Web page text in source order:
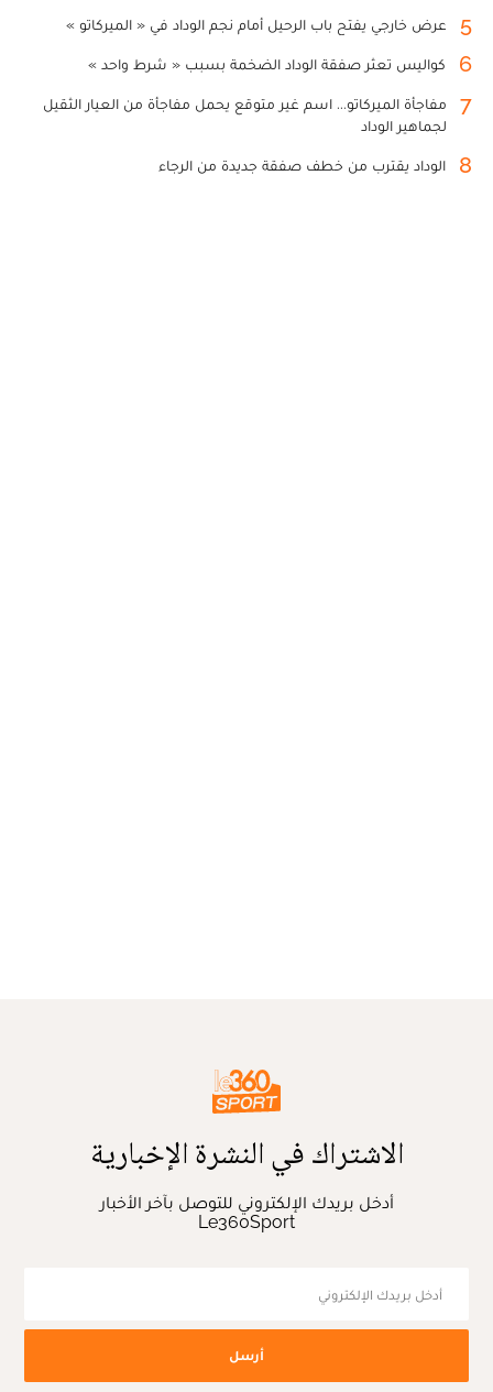
5 عرض خارجي يفتح باب الرحيل أمام نجم الوداد في « الميركاتو »
6 كواليس تعثر صفقة الوداد الضخمة بسبب « شرط واحد »
7
مفاجأة الميركاتو... اسم غير متوقع يحمل مفاجأة من العيار الثقيل
لجماهير الوداد
8 الوداد يقترب من خطف صفقة جديدة من الرجاء
الاشتراك في النشرة الإخبارية
أدخل بريدك الإلكتروني للتوصل بآخر الأخبار
Le360Sport
أرسل